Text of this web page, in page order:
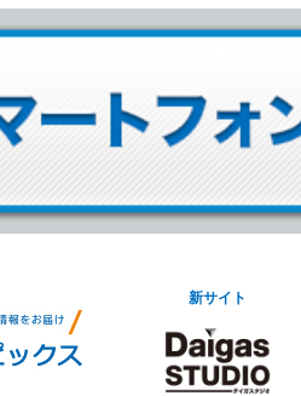
新サイト